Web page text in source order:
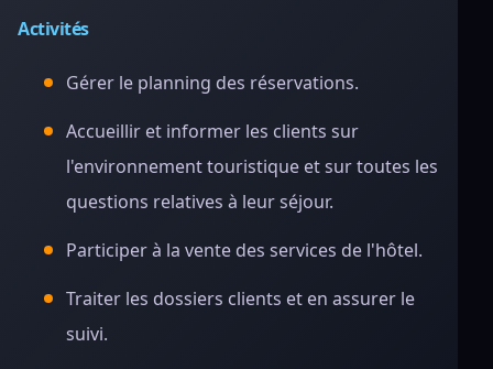
Activités
Gérer le planning des réservations.
Accueillir et informer les clients sur
l'environnement touristique et sur toutes les
questions relatives à leur séjour.
Participer à la vente des services de l'hôtel.
Traiter les dossiers clients et en assurer le
suivi.